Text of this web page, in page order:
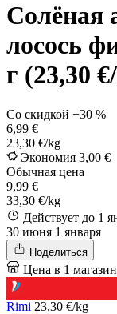
Солёная
лосось
г (23,30
Со скидкой −30 %
6,99 €
23,30 €/kg
Экономия 3,00 €
Обычная цена
9,99 €
33,30 €/kg
Действует до 1
30 июня 1 января
Поделиться
Цена в 1
Rimi 23,30 €/kg